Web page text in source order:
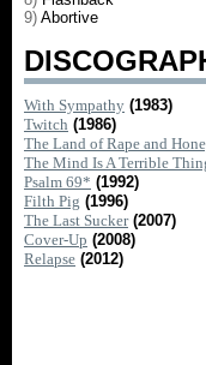
9) Abortive
With Sympathy (1983)
Twitch (1986)
The Land of Rape and
The Mind Is A Terrible
Psalm 69* (1992)
Filth Pig (1996)
The Last Sucker (2007)
Cover-Up (2008)
Relapse (2012)